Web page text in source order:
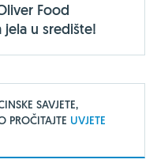
Food
jela u središte!
SAVJETE,
PROČITAJTE UVJETE